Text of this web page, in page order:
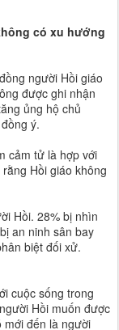
có xu hướng
người Hồi giáo
được ghi nhận
ủng hộ chủ
ý.
cảm tử là hợp với
Hồi giáo không
Hồi. 28% bị nhìn
an ninh sân bay
biệt đối xử.
cuộc sống trong
Hồi muốn được
mới đến là người